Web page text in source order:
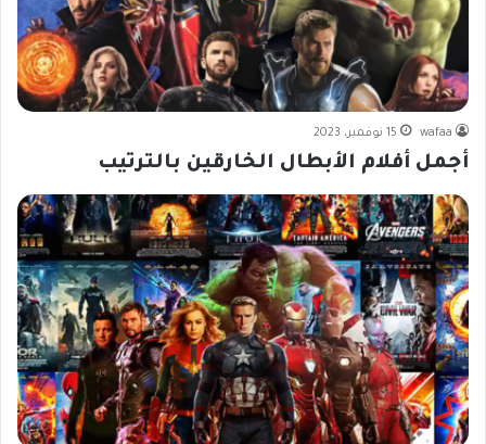
wafaa 15 نوفمبر، 2023
أجمل أفلام الأبطال الخارقين بالترتيب